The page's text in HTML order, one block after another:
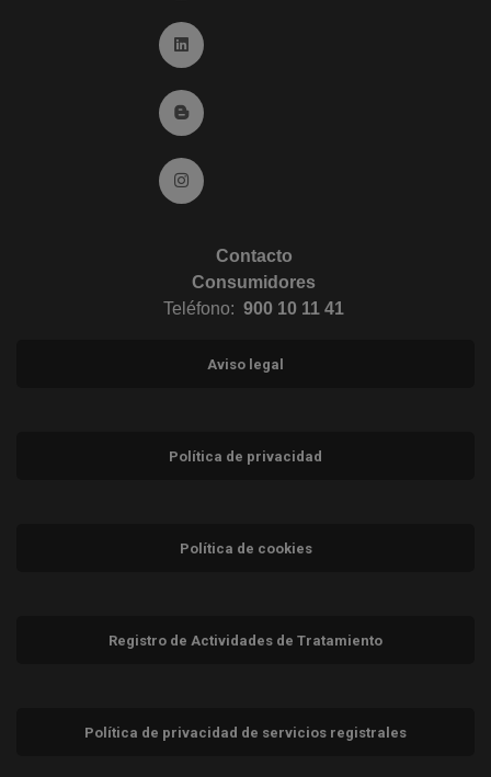
Ir a Linkedin (abre en ventana nueva)
Ir al Blog (abre en ventana nueva)
Ir a Instagram (abre en ventana nueva)
Contacto
Consumidores
Teléfono: 900 10 11 41
Aviso legal
Política de privacidad
Política de cookies
Registro de Actividades de Tratamiento
Política de privacidad de servicios registrales